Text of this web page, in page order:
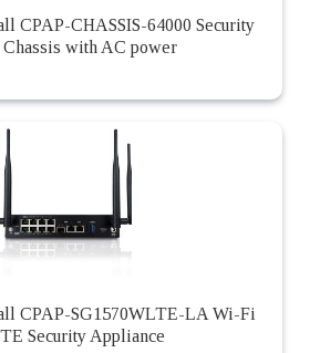
CPAP-CHASSIS-64000 Security
Chassis with AC power
CPAP-SG1570WLTE-LA Wi-Fi
Security Appliance